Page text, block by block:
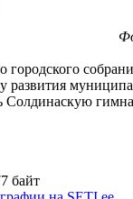
городского
развития
Солдинаскую
байт